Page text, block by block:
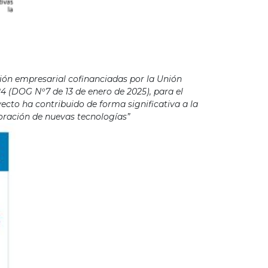
empresarial cofinanciadas por la Unión
Nº7 de 13 de enero de 2025), para el
ha contribuido de forma significativa a la
de nuevas tecnologías”